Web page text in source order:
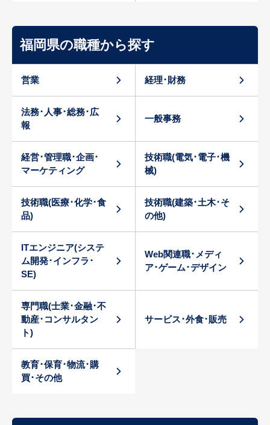
福岡県の職種から探す
営業 経理･財務
法務･人事･総務･広
報
一般事務
経営･管理職･企画･
マーケティング
技術職(電気･電子･機
械)
技術職(医療･化学･食
品)
技術職(建築･土木･そ
の他)
ITエンジニア(システ
ム開発･インフラ･
SE)
Web関連職･メディ
ア･ゲーム･デザイン
専門職(士業･金融･不
動産･コンサルタン
ト)
サービス･外食･販売
教育･保育･物流･購
買･その他